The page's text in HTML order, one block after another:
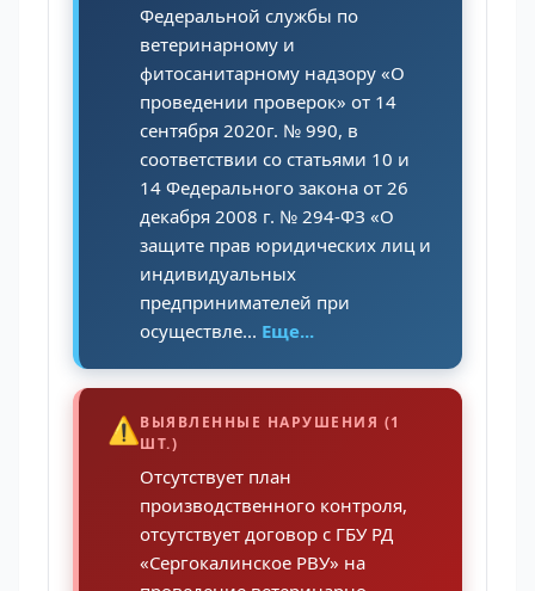
Федеральной службы по
ветеринарному и
фитосанитарному надзору «О
проведении проверок» от 14
сентября 2020г. № 990, в
соответствии со статьями 10 и
14 Федерального закона от 26
декабря 2008 г. № 294-ФЗ «О
защите прав юридических лиц и
индивидуальных
предпринимателей при
осуществле... Еще...
⚠️ВЫЯВЛЕННЫЕ НАРУШЕНИЯ (1
ШТ.)
Отсутствует план
производственного контроля,
отсутствует договор с ГБУ РД
«Сергокалинское РВУ» на